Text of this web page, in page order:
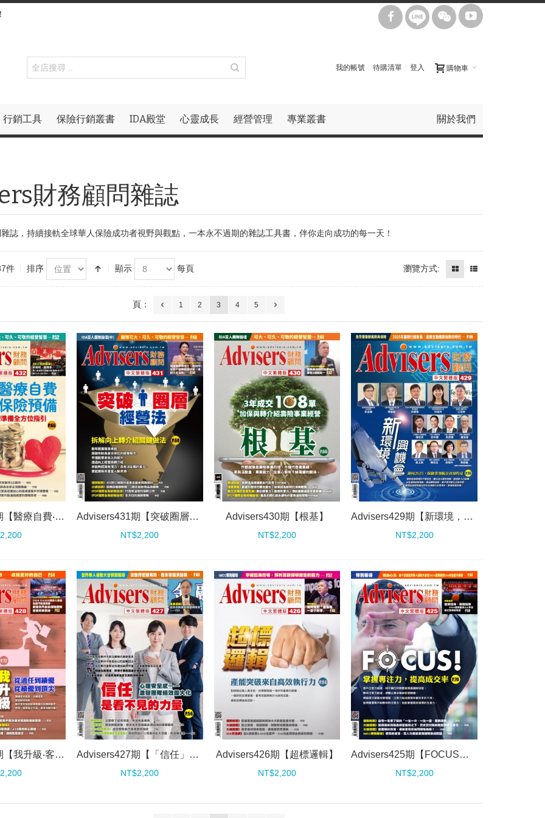
購物車
我的帳號 待購清單 登入
行銷工具 保險行銷叢書 IDA殿堂 心靈成長 經營管理 專業叢書 關於我們
財務顧問雜誌
誌，持續接軌全球華人保險成功者視野與觀點，一本永不過期的雜誌工具書，伴你走向成功的每一天！
件 排序 顯示 每頁 瀏覽方式:
頁： 1 2 3 4 5
Advisers432期【醫療自費‧保險預備】 Advisers431期【突破圈層經營法】
NT$2,200
Advisers430期【根基】
NT$2,200
Advisers429期【新環境，興機會】
NT$2,200
Advisers428期【我升級‧客戶升級‧績效升級】 Advisers427期【「信任」是看不見的力量】
NT$2,200
Advisers426期【超標邏輯】
NT$2,200
Advisers425期【FOCUS！】
NT$2,200